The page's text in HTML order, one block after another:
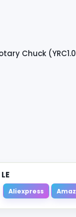
Chuck
Aliexpress